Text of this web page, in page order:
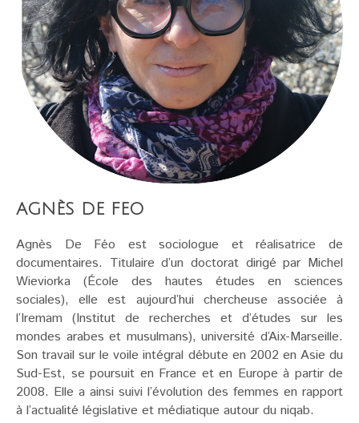
AGNÈS DE FEO
Agnès De Féo est sociologue et réalisatrice de
documentaires. Titulaire d’un doctorat dirigé par Michel
Wieviorka (École des hautes études en sciences
sociales), elle est aujourd’hui chercheuse associée à
l’Iremam (Institut de recherches et d’études sur les
mondes arabes et musulmans), université d’Aix-Marseille.
Son travail sur le voile intégral débute en 2002 en Asie du
Sud-Est, se poursuit en France et en Europe à partir de
2008. Elle a ainsi suivi l’évolution des femmes en rapport
à l’actualité législative et médiatique autour du niqab.